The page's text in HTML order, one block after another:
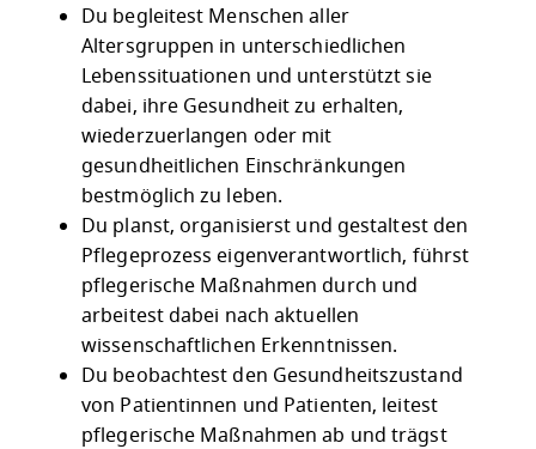
Du begleitest Menschen aller
Altersgruppen in unterschiedlichen
Lebenssituationen und unterstützt sie
dabei, ihre Gesundheit zu erhalten,
wiederzuerlangen oder mit
gesundheitlichen Einschränkungen
bestmöglich zu leben.
Du planst, organisierst und gestaltest den
Pflegeprozess eigenverantwortlich, führst
pflegerische Maßnahmen durch und
arbeitest dabei nach aktuellen
wissenschaftlichen Erkenntnissen.
Du beobachtest den Gesundheitszustand
von Patientinnen und Patienten, leitest
pflegerische Maßnahmen ab und trägst